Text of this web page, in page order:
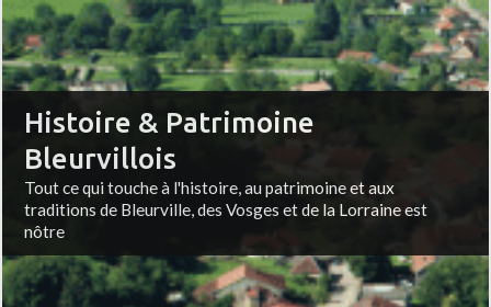
Histoire & Patrimoine
Bleurvillois
Tout ce qui touche à l'histoire, au patrimoine et aux
traditions de Bleurville, des Vosges et de la Lorraine est
nôtre